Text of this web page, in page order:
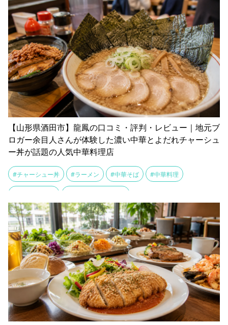
【山形県酒田市】龍鳳の口コミ・評判・レビュー｜地元ブ
ロガー余目人さんが体験した濃い中華とよだれチャーシュ
ー丼が話題の人気中華料理店
#チャーシュー丼 #ラーメン #中華そば #中華料理